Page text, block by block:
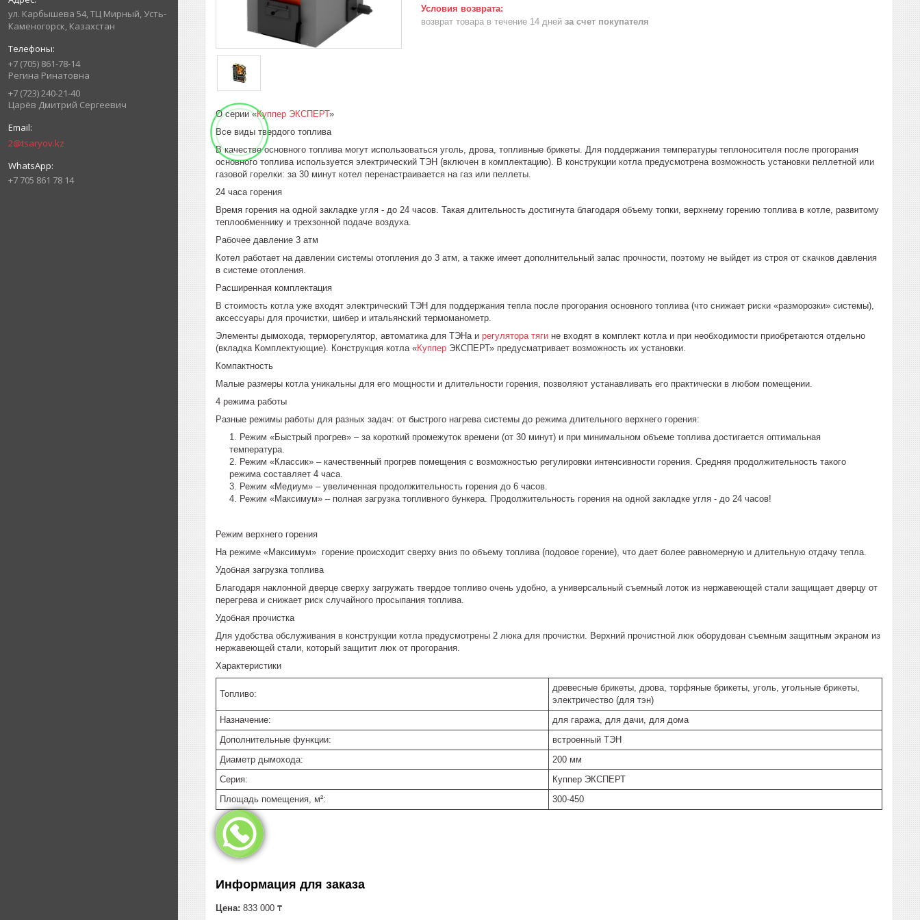
ул. Карбышева 54, ТЦ Мирный, Усть-
Каменогорск, Казахстан
+7 (705) 861-78-14
Регина Ринатовна
+7 (723) 240-21-40
Царёв Дмитрий Сергеевич
2@tsaryov.kz
+7 705 861 78 14
возврат товара в течение 14 дней за счет покупателя
О серии «Куппер ЭКСПЕРТ»
Все виды твердого топлива
В качестве основного топлива могут использоваться уголь, дрова, топливные брикеты. Для поддержания температуры теплоносителя после прогорания
основного топлива используется электрический ТЭН (включен в комплектацию). В конструкции котла предусмотрена возможность установки пеллетной или
газовой горелки: за 30 минут котел перенастраивается на газ или пеллеты.
24 часа горения
Время горения на одной закладке угля - до 24 часов. Такая длительность достигнута благодаря объему топки, верхнему горению топлива в котле, развитому
теплообменнику и трехзонной подаче воздуха.
Рабочее давление 3 атм
Котел работает на давлении системы отопления до 3 атм, а также имеет дополнительный запас прочности, поэтому не выйдет из строя от скачков давления
в системе отопления.
Расширенная комплектация
В стоимость котла уже входят электрический ТЭН для поддержания тепла после прогорания основного топлива (что снижает риски «разморозки» системы),
аксессуары для прочистки, шибер и итальянский термоманометр.
Элементы дымохода, терморегулятор, автоматика для ТЭНа и регулятора тяги не входят в комплект котла и при необходимости приобретаются отдельно
(вкладка Комплектующие). Конструкция котла «Куппер ЭКСПЕРТ» предусматривает возможность их установки.
Компактность
Малые размеры котла уникальны для его мощности и длительности горения, позволяют устанавливать его практически в любом помещении.
4 режима работы
Разные режимы работы для разных задач: от быстрого нагрева системы до режима длительного верхнего горения:
Режим «Быстрый прогрев» – за короткий промежуток времени (от 30 минут) и при минимальном объеме топлива достигается оптимальная
температура.
Режим «Классик» – качественный прогрев помещения с возможностью регулировки интенсивности горения. Средняя продолжительность такого
режима составляет 4 часа.
Режим «Медиум» – увеличенная продолжительность горения до 6 часов.
Режим «Максимум» – полная загрузка топливного бункера. Продолжительность горения на одной закладке угля - до 24 часов!
Режим верхнего горения
На режиме «Максимум» горение происходит сверху вниз по объему топлива (подовое горение), что дает более равномерную и длительную отдачу тепла.
Удобная загрузка топлива
Благодаря наклонной дверце сверху загружать твердое топливо очень удобно, а универсальный съемный лоток из нержавеющей стали защищает дверцу от
перегрева и снижает риск случайного просыпания топлива.
Удобная прочистка
Для удобства обслуживания в конструкции котла предусмотрены 2 люка для прочистки. Верхний прочистной люк оборудован съемным защитным экраном из
нержавеющей стали, который защитит люк от прогорания.
Характеристики
Топливо:
древесные брикеты, дрова, торфяные брикеты, уголь, угольные брикеты,
электричество (для тэн)
Назначение:
для гаража, для дачи, для дома
Дополнительные функции:
встроенный ТЭН
Диаметр дымохода:
200 мм
Серия:
Куппер ЭКСПЕРТ
Площадь помещения, м²:
300-450
Информация для заказа
Цена: 833 000 ₸